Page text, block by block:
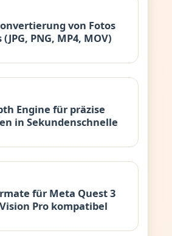
von Fotos
PNG, MP4, MOV)
Engine für präzise
in Sekundenschnelle
für Meta Quest 3
Pro kompatibel